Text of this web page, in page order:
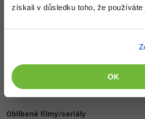
získali v důsledku toho, že používáte
OK
Česká republika.Vyhledat kolegy
HW sestava
Oblíbené filmy/seriály